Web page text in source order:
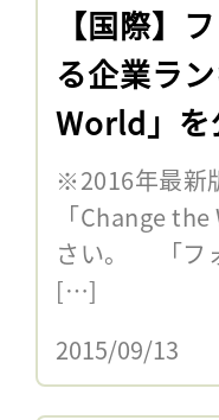
【国際】
る企業ラ
World」を
※2016年最新
「Change
さい。 「フ
[…]
2015/09/13